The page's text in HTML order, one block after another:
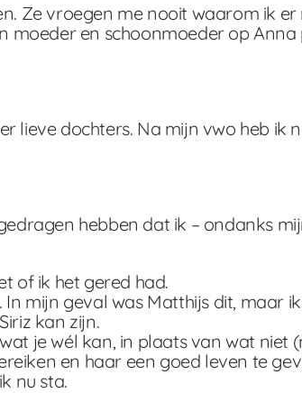
Ze vroegen me nooit waarom ik er
en schoonmoeder op Anna
lieve dochters. Na mijn vwo heb ik
hebben dat ik – ondanks
of ik het gered had.
mijn geval was Matthijs dit, maar
kan zijn.
je wél kan, in plaats van wat niet
en haar een goed leven te
nu sta.